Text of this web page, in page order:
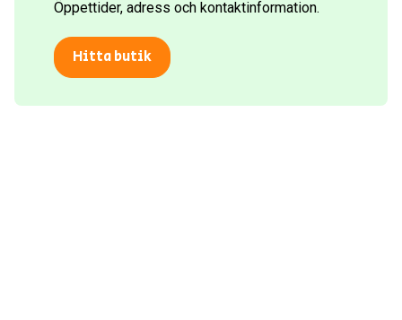
Öppettider, adress och kontaktinformation.
Hitta butik